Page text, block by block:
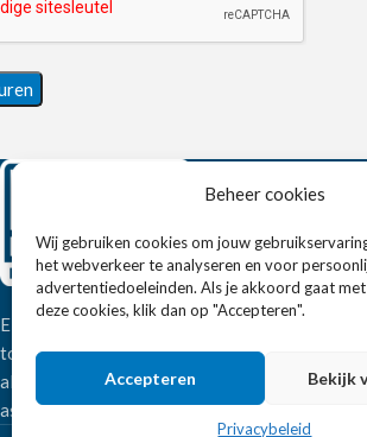
Beheer cookies
Wij gebruiken cookies om jouw
het webverkeer te analyseren en voor
advertentiedoeleinden. Als je akkoord gaat
deze cookies, klik dan op "Accepteren".
Accepteren Bekijk
Privacybeleid
Eissens FSE is een horeca
totaalleverancier. U vindt bij ons niet
alleen inspiratie maar ook een breed
assortiment horeca apparatuur.